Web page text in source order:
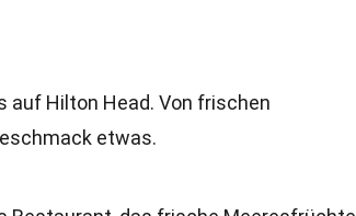
auf Hilton Head. Von frischen
etwas.